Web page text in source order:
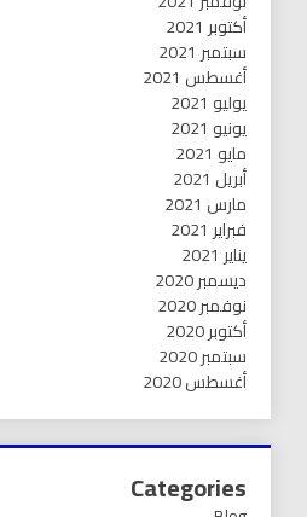
أكتوبر 2021
سبتمبر 2021
أغسطس 2021
يوليو 2021
يونيو 2021
مايو 2021
أبريل 2021
مارس 2021
فبراير 2021
يناير 2021
ديسمبر 2020
نوفمبر 2020
أكتوبر 2020
سبتمبر 2020
أغسطس 2020
Categories